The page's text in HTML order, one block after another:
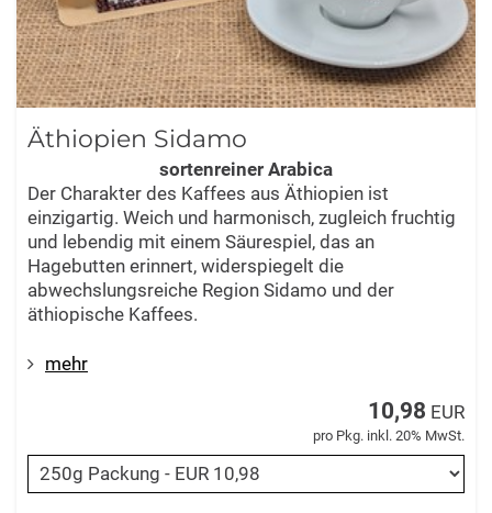
Äthiopien Sidamo
sortenreiner Arabica
Der Charakter des Kaffees aus Äthiopien ist
einzigartig. Weich und harmonisch, zugleich fruchtig
und lebendig mit einem Säurespiel, das an
Hagebutten erinnert, widerspiegelt die
abwechslungsreiche Region Sidamo und der
äthiopische Kaffees.
mehr
10,98 EUR
pro Pkg. inkl. 20% MwSt.